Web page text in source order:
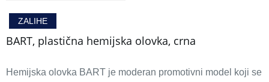
ZALIHE
BART, plastična hemijska olovka, crna
Hemijska olovka BART je moderan promotivni model koji se